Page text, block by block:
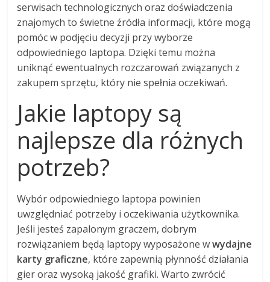
serwisach technologicznych oraz doświadczenia
znajomych to świetne źródła informacji, które mogą
pomóc w podjęciu decyzji przy wyborze
odpowiedniego laptopa. Dzięki temu można
uniknąć ewentualnych rozczarowań związanych z
zakupem sprzętu, który nie spełnia oczekiwań.
Jakie laptopy są
najlepsze dla różnych
potrzeb?
Wybór odpowiedniego laptopa powinien
uwzględniać potrzeby i oczekiwania użytkownika.
Jeśli jesteś zapalonym graczem, dobrym
rozwiązaniem będą laptopy wyposażone wwydajne
karty graficzne, które zapewnią płynność działania
gier oraz wysoką jakość grafiki. Warto zwrócić